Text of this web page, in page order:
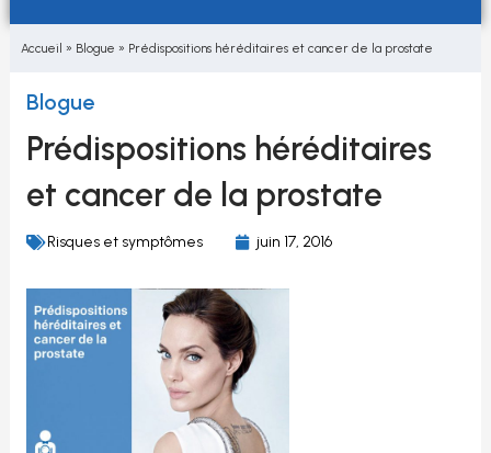
Accueil » Blogue » Prédispositions héréditaires et cancer de la prostate
Blogue
Prédispositions héréditaires
et cancer de la prostate
Risques et symptômes juin 17, 2016